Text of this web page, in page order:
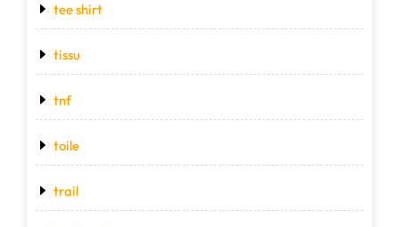
tee shirt
tissu
tnf
toile
trail